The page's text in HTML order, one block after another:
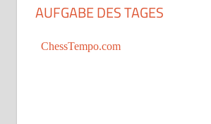
AUFGABE DES TAGES